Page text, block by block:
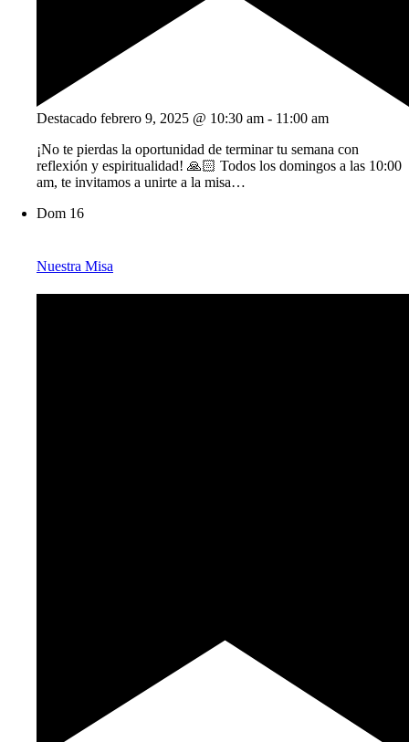
Destacado febrero 9, 2025 @ 10:30 am - 11:00 am
¡No te pierdas la oportunidad de terminar tu semana con
reflexión y espiritualidad! 🙏🏻 Todos los domingos a las 10:00
am, te invitamos a unirte a la misa…
Dom 16
Nuestra Misa